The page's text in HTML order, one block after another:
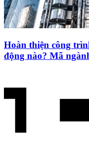
Hoàn thiện công
động nào? Mã